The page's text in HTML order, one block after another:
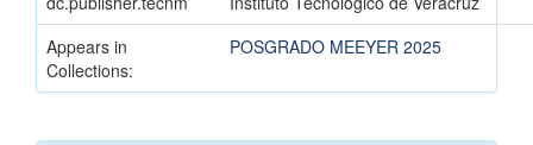
Appears in
Collections:
POSGRADO MEEYER 2025